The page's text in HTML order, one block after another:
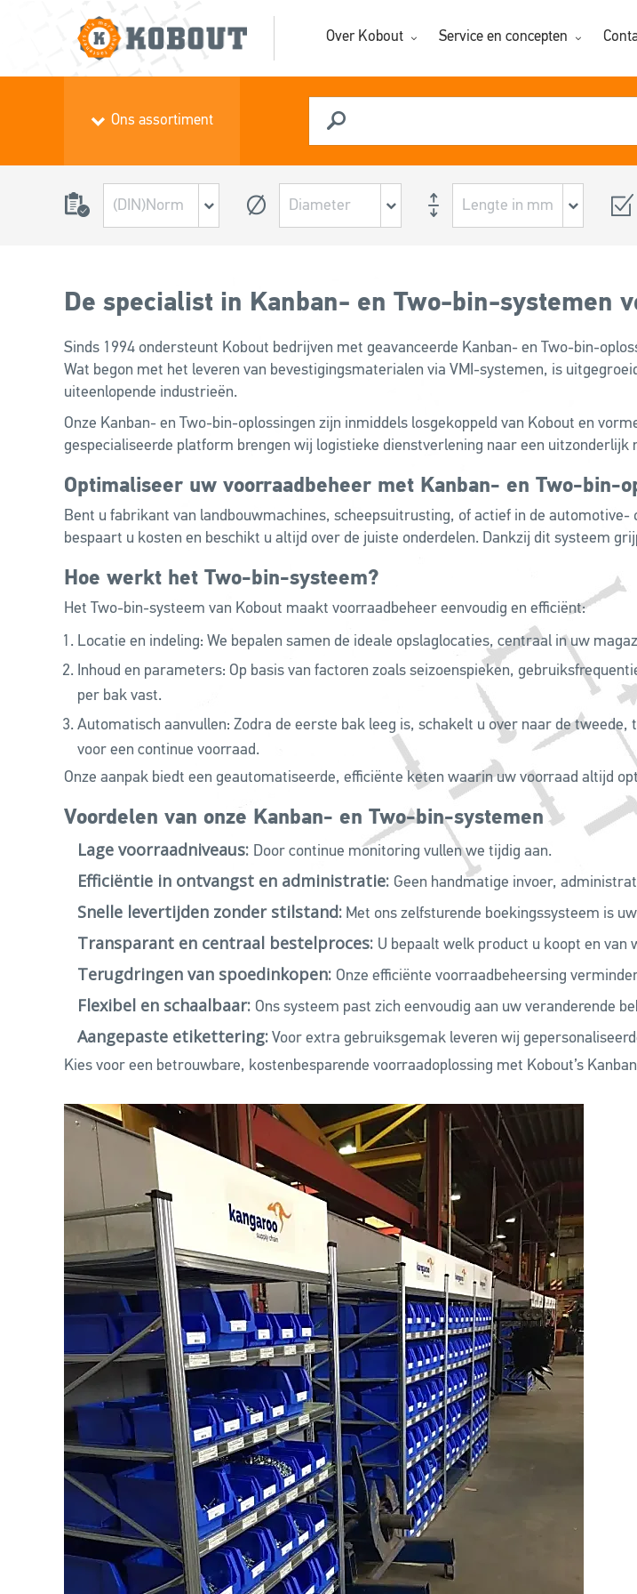
Over Kobout Service en concepten
Ons assortiment
De specialist in Kanban- en Two-bin-systemen
Sinds 1994 ondersteunt Kobout bedrijven met geavanceerde Kanban- en Two-bin-
Wat begon met het leveren van bevestigingsmaterialen via VMI-systemen, is
uiteenlopende industrieën.
Onze Kanban- en Two-bin-oplossingen zijn inmiddels losgekoppeld van Kobout en
gespecialiseerde platform brengen wij logistieke dienstverlening naar een uitzonderlijk
Optimaliseer uw voorraadbeheer met Kanban- en Two-bin-
Bent u fabrikant van landbouwmachines, scheepsuitrusting, of actief in de
bespaart u kosten en beschikt u altijd over de juiste onderdelen. Dankzij dit systeem
Hoe werkt het Two-bin-systeem?
Het Two-bin-systeem van Kobout maakt voorraadbeheer eenvoudig en efficiënt:
Locatie en indeling: We bepalen samen de ideale opslaglocaties, centraal in uw
Inhoud en parameters: Op basis van factoren zoals seizoenspieken,
per bak vast.
Automatisch aanvullen: Zodra de eerste bak leeg is, schakelt u over naar de
voor een continue voorraad.
Onze aanpak biedt een geautomatiseerde, efficiënte keten waarin uw voorraad altijd
Voordelen van onze Kanban- en Two-bin-systemen
Lage voorraadniveaus: Door continue monitoring vullen we tijdig aan.
Efficiëntie in ontvangst en administratie: Geen handmatige invoer,
Snelle levertijden zonder stilstand: Met ons zelfsturende boekingssysteem is
Transparant en centraal bestelproces: U bepaalt welk product u koopt en van
Terugdringen van spoedinkopen: Onze efficiënte voorraadbeheersing
Flexibel en schaalbaar: Ons systeem past zich eenvoudig aan uw veranderende
Aangepaste etikettering: Voor extra gebruiksgemak leveren wij
Kies voor een betrouwbare, kostenbesparende voorraadoplossing met Kobout’s